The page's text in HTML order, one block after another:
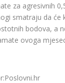
za agresivnih
smatraju da će
bodova, a
ovoga